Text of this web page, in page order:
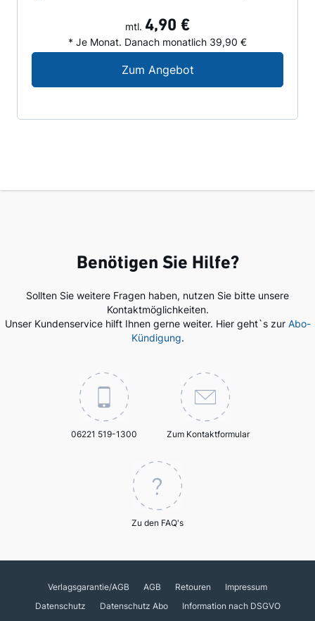
mtl. 4,90 €
* Je Monat. Danach monatlich 39,90 €
Zum AngebotDigital-Angebot für
Benötigen Sie Hilfe?
Sollten Sie weitere Fragen haben, nutzen Sie bitte unsere
Kontaktmöglichkeiten.
Unser Kundenservice hilft Ihnen gerne weiter. Hier geht`s zur Abo-
Kündigung.
06221 519-1300 Zum Kontaktformular
Zu den FAQ's
Verlagsgarantie/AGB AGB Retouren
Impressum
Datenschutz
Datenschutz Abo
Information nach DSGVO